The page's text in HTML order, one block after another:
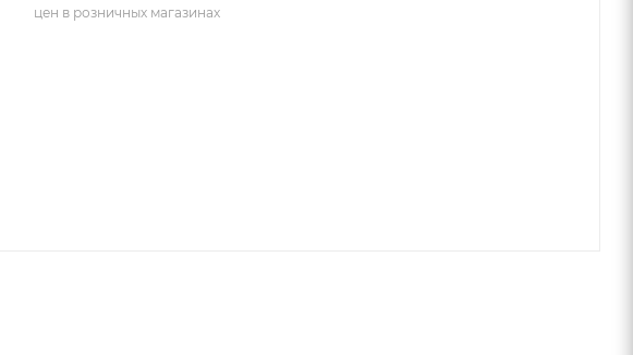
цен в розничных магазинах